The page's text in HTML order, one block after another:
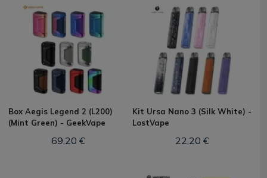
Box Aegis Legend 2 (L200)
(Mint Green) - GeekVape
69,20 €
Kit Ursa Nano 3 (Silk White) -
LostVape
22,20 €